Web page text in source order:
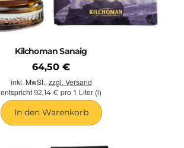
Kilchoman Sanaig
64,50 €
inkl. MwSt., zzgl. Versand
entspricht 92,14 € pro 1 Liter (l)
In den Warenkorb